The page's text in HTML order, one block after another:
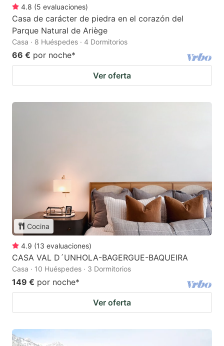
4.8 (5 evaluaciones)
Casa de carácter de piedra en el corazón del
Parque Natural de Ariège
Casa · 8 Huéspedes · 4 Dormitorios
66 € por noche*
Ver oferta
Cocina
4.9 (13 evaluaciones)
CASA VAL D´UNHOLA-BAGERGUE-BAQUEIRA
Casa · 10 Huéspedes · 3 Dormitorios
149 € por noche*
Ver oferta